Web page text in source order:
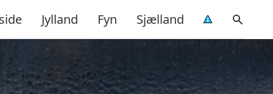
Jylland Fyn Sjælland